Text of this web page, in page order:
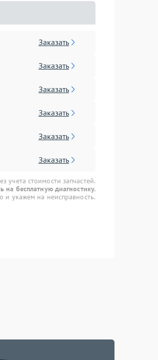
Заказать
Заказать
Заказать
Заказать
Заказать
Заказать
учета стоимости запчастей.
на бесплатную диагностику.
и укажем на неисправность.